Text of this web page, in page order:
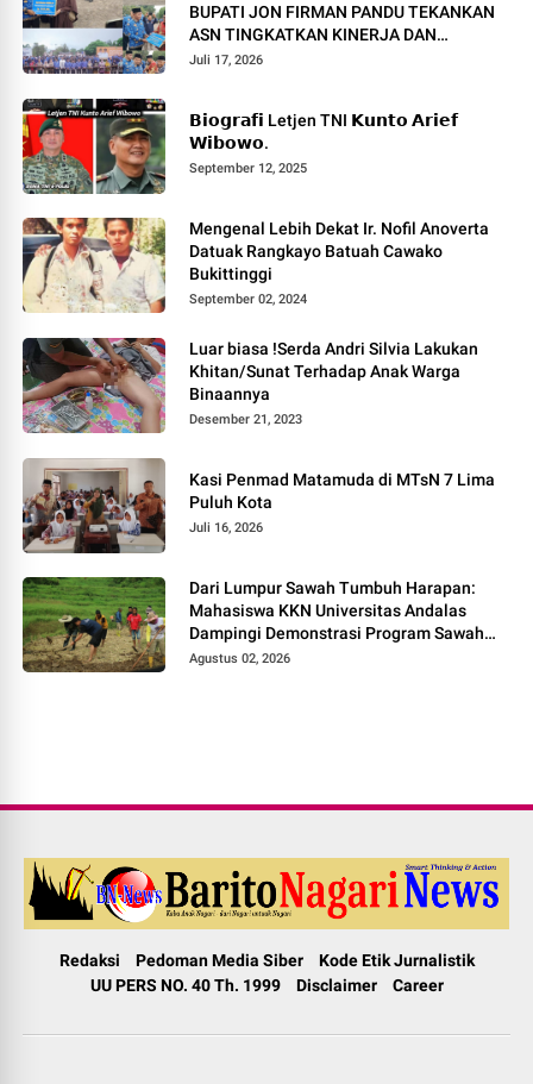
BUPATI JON FIRMAN PANDU TEKANKAN
ASN TINGKATKAN KINERJA DAN
PELAYANAN MASYARAKAT.
Juli 17, 2026
𝗕𝗶𝗼𝗴𝗿𝗮𝗳𝗶 Letjen TNI 𝗞𝘂𝗻𝘁𝗼 𝗔𝗿𝗶𝗲𝗳
𝗪𝗶𝗯𝗼𝘄𝗼.
September 12, 2025
Mengenal Lebih Dekat Ir. Nofil Anoverta
Datuak Rangkayo Batuah Cawako
Bukittinggi
September 02, 2024
Luar biasa !Serda Andri Silvia Lakukan
Khitan/Sunat Terhadap Anak Warga
Binaannya
Desember 21, 2023
Kasi Penmad Matamuda di MTsN 7 Lima
Puluh Kota
Juli 16, 2026
Dari Lumpur Sawah Tumbuh Harapan:
Mahasiswa KKN Universitas Andalas
Dampingi Demonstrasi Program Sawah
Pokok Murah di Jorong Bayua
Agustus 02, 2026
Redaksi Pedoman Media Siber
Kode Etik Jurnalistik
UU PERS NO. 40 Th. 1999
Disclaimer Career